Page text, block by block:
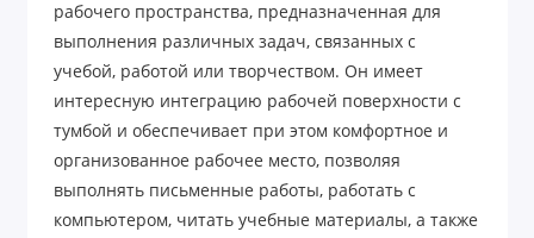
рабочего пространства, предназначенная для
выполнения различных задач, связанных с
учебой, работой или творчеством. Он имеет
интересную интеграцию рабочей поверхности с
тумбой и обеспечивает при этом комфортное и
организованное рабочее место, позволяя
выполнять письменные работы, работать с
компьютером, читать учебные материалы, а также